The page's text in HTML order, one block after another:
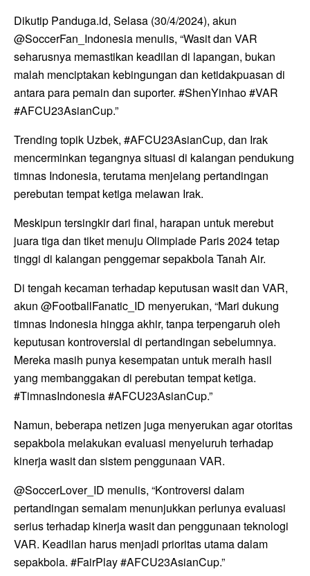
Dikutip Panduga.id, Selasa (30/4/2024), akun
@SoccerFan_Indonesia menulis, “Wasit dan VAR
seharusnya memastikan keadilan di lapangan, bukan
malah menciptakan kebingungan dan ketidakpuasan di
antara para pemain dan suporter. #ShenYinhao #VAR
#AFCU23AsianCup.”
Trending topik Uzbek, #AFCU23AsianCup, dan Irak
mencerminkan tegangnya situasi di kalangan pendukung
timnas Indonesia, terutama menjelang pertandingan
perebutan tempat ketiga melawan Irak.
Meskipun tersingkir dari final, harapan untuk merebut
juara tiga dan tiket menuju Olimpiade Paris 2024 tetap
tinggi di kalangan penggemar sepakbola Tanah Air.
Di tengah kecaman terhadap keputusan wasit dan VAR,
akun @FootballFanatic_ID menyerukan, “Mari dukung
timnas Indonesia hingga akhir, tanpa terpengaruh oleh
keputusan kontroversial di pertandingan sebelumnya.
Mereka masih punya kesempatan untuk meraih hasil
yang membanggakan di perebutan tempat ketiga.
#TimnasIndonesia #AFCU23AsianCup.”
Namun, beberapa netizen juga menyerukan agar otoritas
sepakbola melakukan evaluasi menyeluruh terhadap
kinerja wasit dan sistem penggunaan VAR.
@SoccerLover_ID menulis, “Kontroversi dalam
pertandingan semalam menunjukkan perlunya evaluasi
serius terhadap kinerja wasit dan penggunaan teknologi
VAR. Keadilan harus menjadi prioritas utama dalam
sepakbola. #FairPlay #AFCU23AsianCup.”